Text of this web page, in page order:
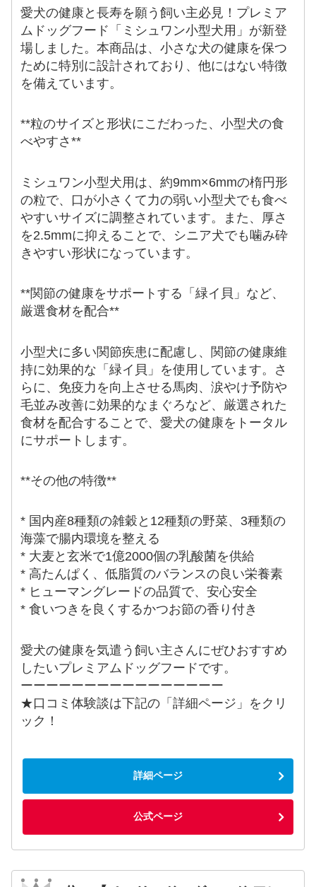
愛犬の健康と長寿を願う飼い主必見！プレミア
ムドッグフード「ミシュワン小型犬用」が新登
場しました。本商品は、小さな犬の健康を保つ
ために特別に設計されており、他にはない特徴
を備えています。
**粒のサイズと形状にこだわった、小型犬の食
べやすさ**
ミシュワン小型犬用は、約9mm×6mmの楕円形
の粒で、口が小さくて力の弱い小型犬でも食べ
やすいサイズに調整されています。また、厚さ
を2.5mmに抑えることで、シニア犬でも噛み砕
きやすい形状になっています。
**関節の健康をサポートする「緑イ貝」など、
厳選食材を配合**
小型犬に多い関節疾患に配慮し、関節の健康維
持に効果的な「緑イ貝」を使用しています。さ
らに、免疫力を向上させる馬肉、涙やけ予防や
毛並み改善に効果的なまぐろなど、厳選された
食材を配合することで、愛犬の健康をトータル
にサポートします。
**その他の特徴**
* 国内産8種類の雑穀と12種類の野菜、3種類の
海藻で腸内環境を整える
* 大麦と玄米で1億2000個の乳酸菌を供給
* 高たんぱく、低脂質のバランスの良い栄養素
* ヒューマングレードの品質で、安心安全
* 食いつきを良くするかつお節の香り付き
愛犬の健康を気遣う飼い主さんにぜひおすすめ
したいプレミアムドッグフードです。
ーーーーーーーーーーーーーーーー
★口コミ体験談は下記の「詳細ページ」をクリ
ック！
詳細ページ
公式ページ